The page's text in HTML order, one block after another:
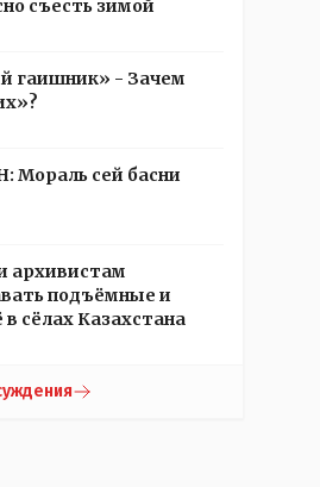
съесть зимой
гаишник» - Зачем
Мораль сей басни
архивистам
подъёмные и
сёлах Казахстана